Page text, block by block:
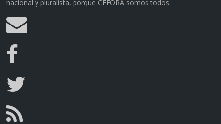
nacional y pluralista, porque CEFORA somos todos.